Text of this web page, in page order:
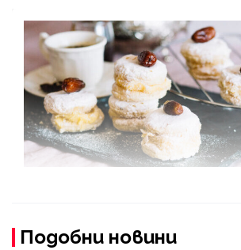
Подобни новини